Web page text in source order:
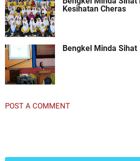
Kesihatan Cheras
Bengkel Minda Sihat
POST A COMMENT